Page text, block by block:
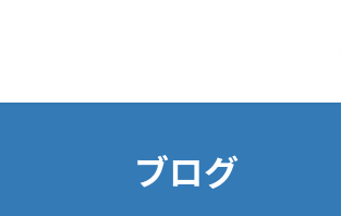
ブログ